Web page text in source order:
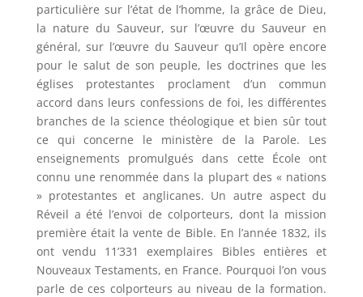
particulière sur l’état de l’homme, la grâce de Dieu,
la nature du Sauveur, sur l’œuvre du Sauveur en
général, sur l’œuvre du Sauveur qu’Il opère encore
pour le salut de son peuple, les doctrines que les
églises protestantes proclament d’un commun
accord dans leurs confessions de foi, les différentes
branches de la science théologique et bien sûr tout
ce qui concerne le ministère de la Parole. Les
enseignements promulgués dans cette École ont
connu une renommée dans la plupart des « nations
» protestantes et anglicanes. Un autre aspect du
Réveil a été l’envoi de colporteurs, dont la mission
première était la vente de Bible. En l’année 1832, ils
ont vendu 11’331 exemplaires Bibles entières et
Nouveaux Testaments, en France. Pourquoi l’on vous
parle de ces colporteurs au niveau de la formation.